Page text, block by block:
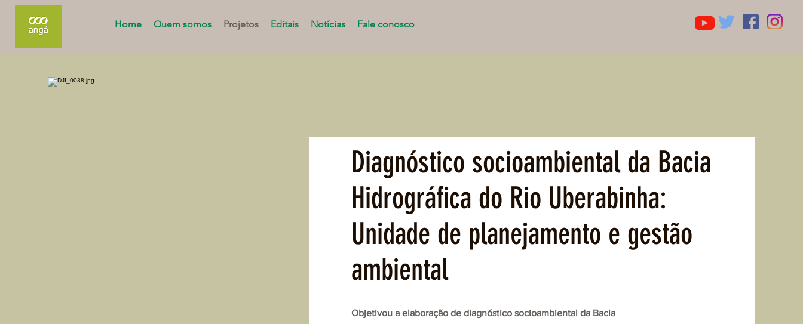
Home Quem somos Projetos Editais Notícias Fale conosco
Diagnóstico socioambiental da Bacia
Hidrográfica do Rio Uberabinha:
Unidade de planejamento e gestão
ambiental
Objetivou a elaboração de diagnóstico socioambiental da Bacia